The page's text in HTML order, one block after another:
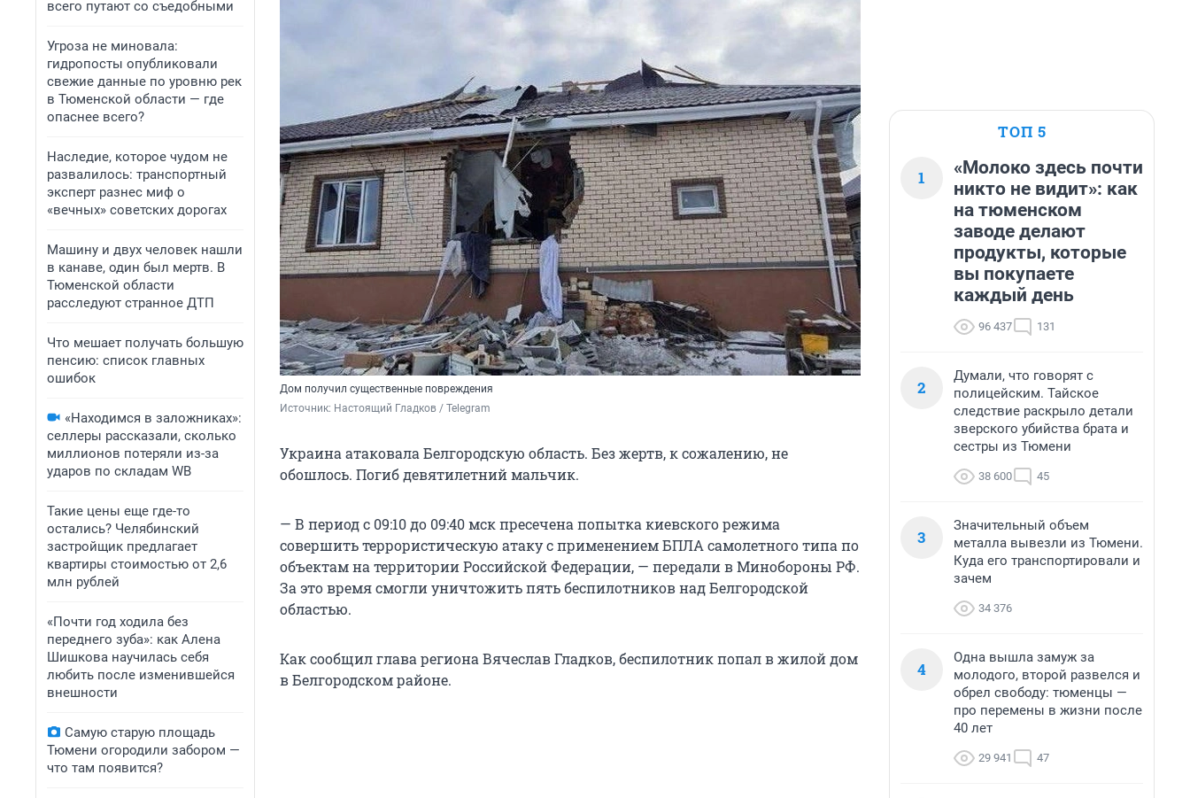
всего путают со съедобными
Угроза не миновала:
гидропосты опубликовали
свежие данные по уровню рек
в Тюменской области — где
опаснее всего?
Наследие, которое чудом не
развалилось: транспортный
эксперт разнес миф о
«вечных» советских дорогах
Машину и двух человек нашли
в канаве, один был мертв. В
Тюменской области
расследуют странное ДТП
Что мешает получать большую
пенсию: список главных
ошибок
«Находимся в заложниках»:
селлеры рассказали, сколько
миллионов потеряли из-за
ударов по складам WB
Такие цены еще где-то
остались? Челябинский
застройщик предлагает
квартиры стоимостью от 2,6
млн рублей
«Почти год ходила без
переднего зуба»: как Алена
Шишкова научилась себя
любить после изменившейся
внешности
Самую старую площадь
Тюмени огородили забором —
что там появится?
Дом получил существенные повреждения
Источник: Настоящий Гладков / Telegram
Украина атаковала Белгородскую область. Без жертв, к сожалению, не
обошлось. Погиб девятилетний мальчик.
— В период с 09:10 до 09:40 мск пресечена попытка киевского режима
совершить террористическую атаку c применением БПЛА самолетного типа по
объектам на территории Российской Федерации, — передали в Минобороны РФ.
За это время смогли уничтожить пять беспилотников над Белгородской
областью.
Как сообщил глава региона Вячеслав Гладков, беспилотник попал в жилой дом
в Белгородском районе.
ТОП 5
1
«Молоко здесь почти
никто не видит»: как
на тюменском
заводе делают
продукты, которые
вы покупаете
каждый день
96 437 131
2
Думали, что говорят с
полицейским. Тайское
следствие раскрыло детали
зверского убийства брата и
сестры из Тюмени
38 600 45
3
Значительный объем
металла вывезли из Тюмени.
Куда его транспортировали и
зачем
34 376
4
Одна вышла замуж за
молодого, второй развелся и
обрел свободу: тюменцы —
про перемены в жизни после
40 лет
29 941 47